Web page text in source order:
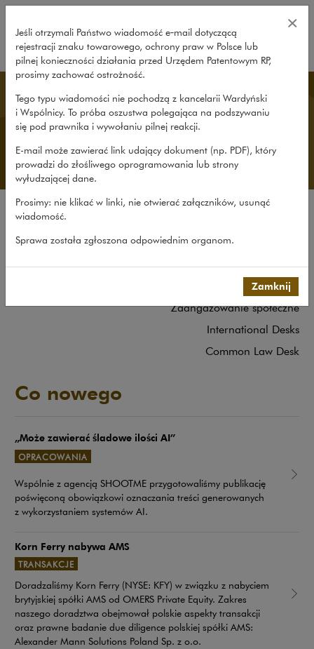
Co nowego – Wardyński i
O nas
Rekomendacje
Udział w organizacjach
Zaangażowanie społeczne
International Desks
Common Law Desk
Co nowego
„Może zawierać śladowe ilości AI”
OPRACOWANIA
Wspólnie z agencją SHOOTME przygotowaliśmy publikację
poświęconą obowiązkowi oznaczania treści generowanych
z wykorzystaniem systemów AI.
Uwaga, link zostanie otwarty w nowym oknie
Korn Ferry nabywa AMS
TRANSAKCJE
Doradzaliśmy Korn Ferry (NYSE: KFY) w związku z nabyciem
brytyjskiej spółki AMS od OMERS Private Equity. Zakres
naszego doradztwa obejmował polskie aspekty transakcji
oraz prawne badanie due diligence polskiej spółki AMS:
Alexander Mann Solutions Poland Sp. z o.o.
Uwaga, link zostanie otwarty w nowym oknie
Jeśli otrzymali Państwo wiadomość e‑mail dotyczącą
rejestracji znaku towarowego, ochrony praw w Polsce lub
pilnej konieczności działania przed Urzędem Patentowym RP,
prosimy zachować ostrożność.
Tego typu wiadomości nie pochodzą z kancelarii Wardyński
i Wspólnicy. To próba oszustwa polegająca na podszywaniu
się pod prawnika i wywołaniu pilnej reakcji.
E-mail może zawierać link udający dokument (np. PDF), który
prowadzi do złośliwego oprogramowania lub strony
wyłudzającej dane.
Prosimy: nie klikać w linki, nie otwierać załączników, usunąć
wiadomość.
Sprawa została zgłoszona odpowiednim organom.
×
Zamknij